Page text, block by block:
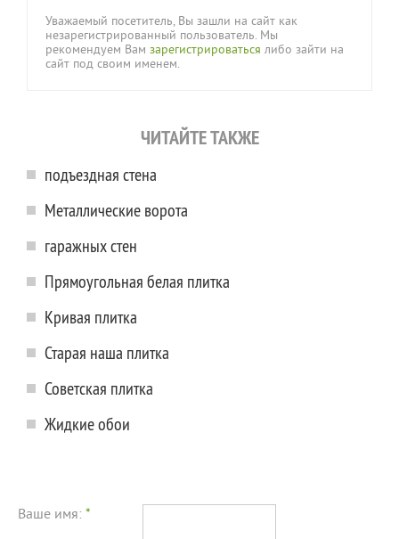
Уважаемый посетитель, Вы зашли на сайт как
незарегистрированный пользователь. Мы
рекомендуем Вам зарегистрироваться либо зайти на
сайт под своим именем.
ЧИТАЙТЕ ТАКЖЕ
подъездная стена
Металлические ворота
гаражных стен
Прямоугольная белая плитка
Кривая плитка
Старая наша плитка
Советская плитка
Жидкие обои
Ваше имя: *